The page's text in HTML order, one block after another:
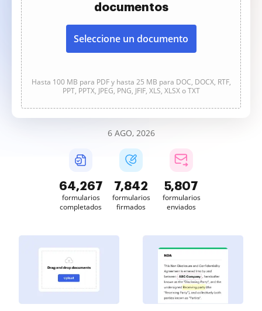
documentos
Seleccione un documento
Hasta 100 MB para PDF y hasta 25 MB para DOC, DOCX, RTF,
PPT, PPTX, JPEG, PNG, JFIF, XLS, XLSX o TXT
6 AGO, 2026
64,268
formularios
completados
7,842
formularios
firmados
5,807
formularios
enviados